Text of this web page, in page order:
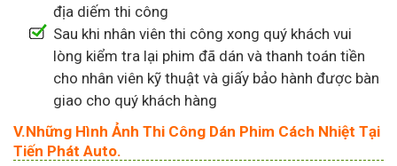
địa diếm thi công
Sau khi nhân viên thi công xong quý khách vui
lòng kiểm tra lại phim đã dán và thanh toán tiền
cho nhân viên kỹ thuật và giấy bảo hành được bàn
giao cho quý khách hàng
V.Những Hình Ảnh Thi Công Dán Phim Cách Nhiệt Tại
Tiến Phát Auto.